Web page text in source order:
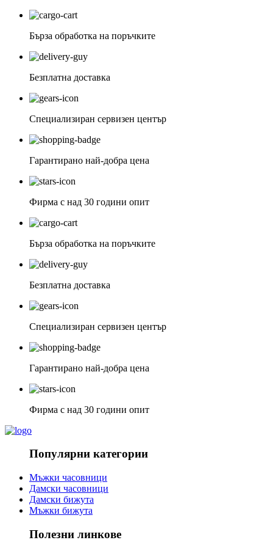
Бърза обработка на поръчките
Безплатна доставка
Специализиран сервизен център
Гарантирано най-добра цена
Фирма с над 30 години опит
Бърза обработка на поръчките
Безплатна доставка
Специализиран сервизен център
Гарантирано най-добра цена
Фирма с над 30 години опит
Популярни категории
Мъжки часовници
Дамски часовници
Дамски бижута
Мъжки бижута
Полезни линкове